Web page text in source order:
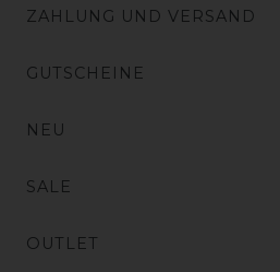
ZAHLUNG UND VERSAND
GUTSCHEINE
NEU
SALE
OUTLET